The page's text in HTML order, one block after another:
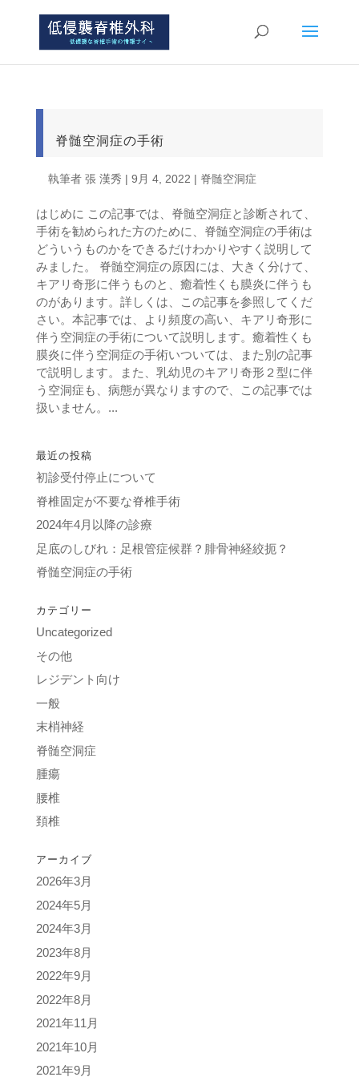
脊髄空洞症の手術
執筆者 張 漢秀 | 9月 4, 2022 | 脊髄空洞症
はじめに この記事では、脊髄空洞症と診断されて、
手術を勧められた方のために、脊髄空洞症の手術は
どういうものかをできるだけわかりやすく説明して
みました。 脊髄空洞症の原因には、大きく分けて、
キアリ奇形に伴うものと、癒着性くも膜炎に伴うも
のがあります。詳しくは、この記事を参照してくだ
さい。本記事では、より頻度の高い、キアリ奇形に
伴う空洞症の手術について説明します。癒着性くも
膜炎に伴う空洞症の手術いついては、また別の記事
で説明します。また、乳幼児のキアリ奇形２型に伴
う空洞症も、病態が異なりますので、この記事では
扱いません。...
最近の投稿
初診受付停止について
脊椎固定が不要な脊椎手術
2024年4月以降の診療
足底のしびれ：足根管症候群？腓骨神経絞扼？
脊髄空洞症の手術
カテゴリー
Uncategorized
その他
レジデント向け
一般
末梢神経
脊髄空洞症
腫瘍
腰椎
頚椎
アーカイブ
2026年3月
2024年5月
2024年3月
2023年8月
2022年9月
2022年8月
2021年11月
2021年10月
2021年9月